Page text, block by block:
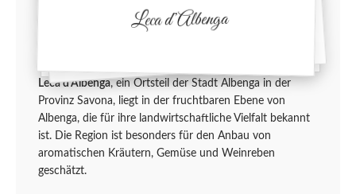
Leca d’Albenga, ein Ortsteil der Stadt Albenga in der
Provinz Savona, liegt in der fruchtbaren Ebene von
Albenga, die für ihre landwirtschaftliche Vielfalt bekannt
ist. Die Region ist besonders für den Anbau von
aromatischen Kräutern, Gemüse und Weinreben
geschätzt.
Leca d’Albenga